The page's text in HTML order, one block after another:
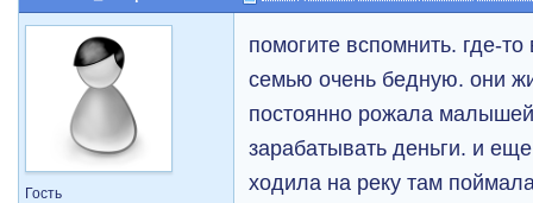
Гость
помогите вспомнить. где-
семью очень бедную. они
постоянно рожала
зарабатывать деньги. и
ходила на реку там